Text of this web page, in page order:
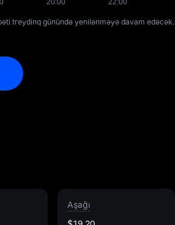
treydinq günündə yenilənməyə davam edəcək.
Aşağı